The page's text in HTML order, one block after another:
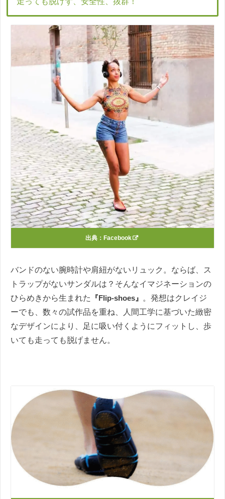
出典： Facebook
バンドのない腕時計や肩紐がないリュック。ならば、ス
トラップがないサンダルは？そんなイマジネーションの
ひらめきから生まれた
『Flip-shoes』 。発想はクレイジ
ーでも、数々の試作品を重ね、人間工学に基づいた緻密
なデザインにより、足に吸い付くようにフィットし、歩
いても走っても脱げません。